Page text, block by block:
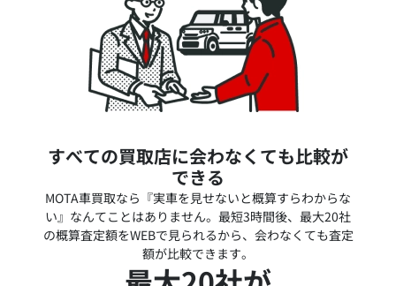
すべての買取店に会わなくても比較が
できる
MOTA車買取なら『実車を見せないと概算すらわからな
い』なんてことはありません。最短3時間後、最大20社
の概算査定額をWEBで見られるから、会わなくても査定
額が比較できます。